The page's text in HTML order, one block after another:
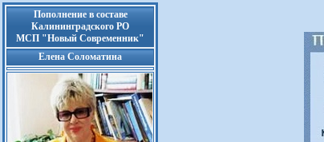
Пополнение в составе
Калининградского РО
МСП "Новый Современник"
Елена Соломатина